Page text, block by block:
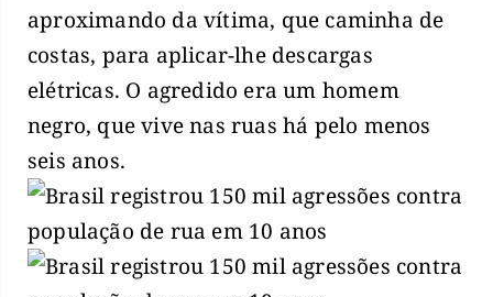
aproximando da vítima, que caminha de
costas, para aplicar-lhe descargas
elétricas. O agredido era um homem
negro, que vive nas ruas há pelo menos
seis anos.